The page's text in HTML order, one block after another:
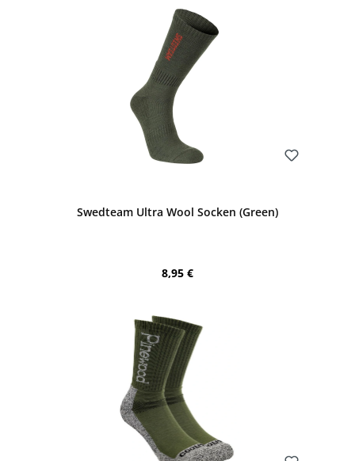
Swedteam Ultra Wool Socken (Green)
Regulärer Preis:
8,95 €